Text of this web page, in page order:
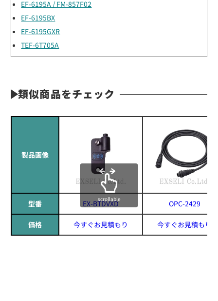
EF-6195A / FM-857F02
EF-6195BX
EF-6195GXR
TEF-6T705A
類似商品をチェック
製品画像
型番 EX-BTDVXD OPC-2429
価格 今すぐお見積もり 今すぐお見積もり
scrollable